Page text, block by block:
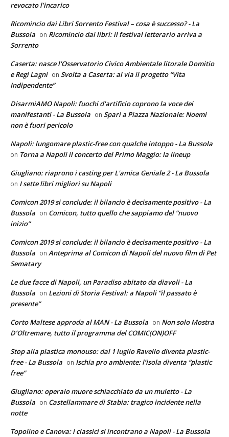
revocato l’incarico
Ricomincio dai Libri Sorrento Festival – cosa è successo? - La
Bussola on Ricomincio dai libri: il festival letterario arriva a
Sorrento
Caserta: nasce l'Osservatorio Civico Ambientale litorale Domitio
e Regi Lagni on Svolta a Caserta: al via il progetto “Vita
Indipendente”
DisarmiAMO Napoli: fuochi d'artificio coprono la voce dei
manifestanti - La Bussola on Spari a Piazza Nazionale: Noemi
non è fuori pericolo
Napoli: lungomare plastic-free con qualche intoppo - La Bussola
on Torna a Napoli il concerto del Primo Maggio: la lineup
Giugliano: riaprono i casting per L'amica Geniale 2 - La Bussola
on I sette libri migliori su Napoli
Comicon 2019 si conclude: il bilancio è decisamente positivo - La
Bussola on Comicon, tutto quello che sappiamo del “nuovo
inizio”
Comicon 2019 si conclude: il bilancio è decisamente positivo - La
Bussola on Anteprima al Comicon di Napoli del nuovo film di Pet
Sematary
Le due facce di Napoli, un Paradiso abitato da diavoli - La
Bussola on Lezioni di Storia Festival: a Napoli “il passato è
presente”
Corto Maltese approda al MAN - La Bussola on Non solo Mostra
D’Oltremare, tutto il programma del COMIC(ON)OFF
Stop alla plastica monouso: dal 1 luglio Ravello diventa plastic-
free - La Bussola on Ischia pro ambiente: l’isola diventa “plastic
free”
Giugliano: operaio muore schiacchiato da un muletto - La
Bussola on Castellammare di Stabia: tragico incidente nella
notte
Topolino e Canova: i classici si incontrano a Napoli - La Bussola